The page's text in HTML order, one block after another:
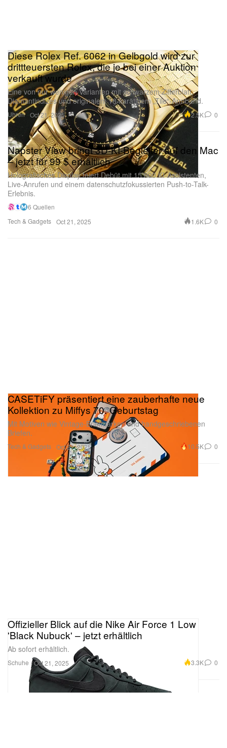
Uhren
Diese Rolex Ref. 6062 in Gelbgold wird zur
drittteuersten Rolex, die je bei einer Auktion
verkauft wurde
Eine von nur wenigen Varianten mit schwarzem Zifferblatt,
Diamantindizes und originalem 18-karätigem „Tile“-Armband.
Oct 21, 2025 2.5K 0
Tech & Gadgets
Napster View bringt 3D-KI-Begleiter auf den Mac
– jetzt für 99 $ erhältlich
Holografisches Display feiert Debüt mit 15.000 KI-Assistenten,
Live-Anrufen und einem datenschutzfokussierten Push-to-Talk-
Erlebnis.
6 Quellen
Oct 21, 2025
1.6K 0
Tech & Gadgets
CASETiFY präsentiert eine zauberhafte neue
Kollektion zu Miffys 70. Geburtstag
Mit Motiven wie Vintage-Briefmarken und handgeschriebenen
Briefen.
Oct 21, 2025 10.5K 0
Schuhe
Offizieller Blick auf die Nike Air Force 1 Low
'Black Nubuck' – jetzt erhältlich
Ab sofort erhältlich.
Oct 21, 2025 3.3K 0